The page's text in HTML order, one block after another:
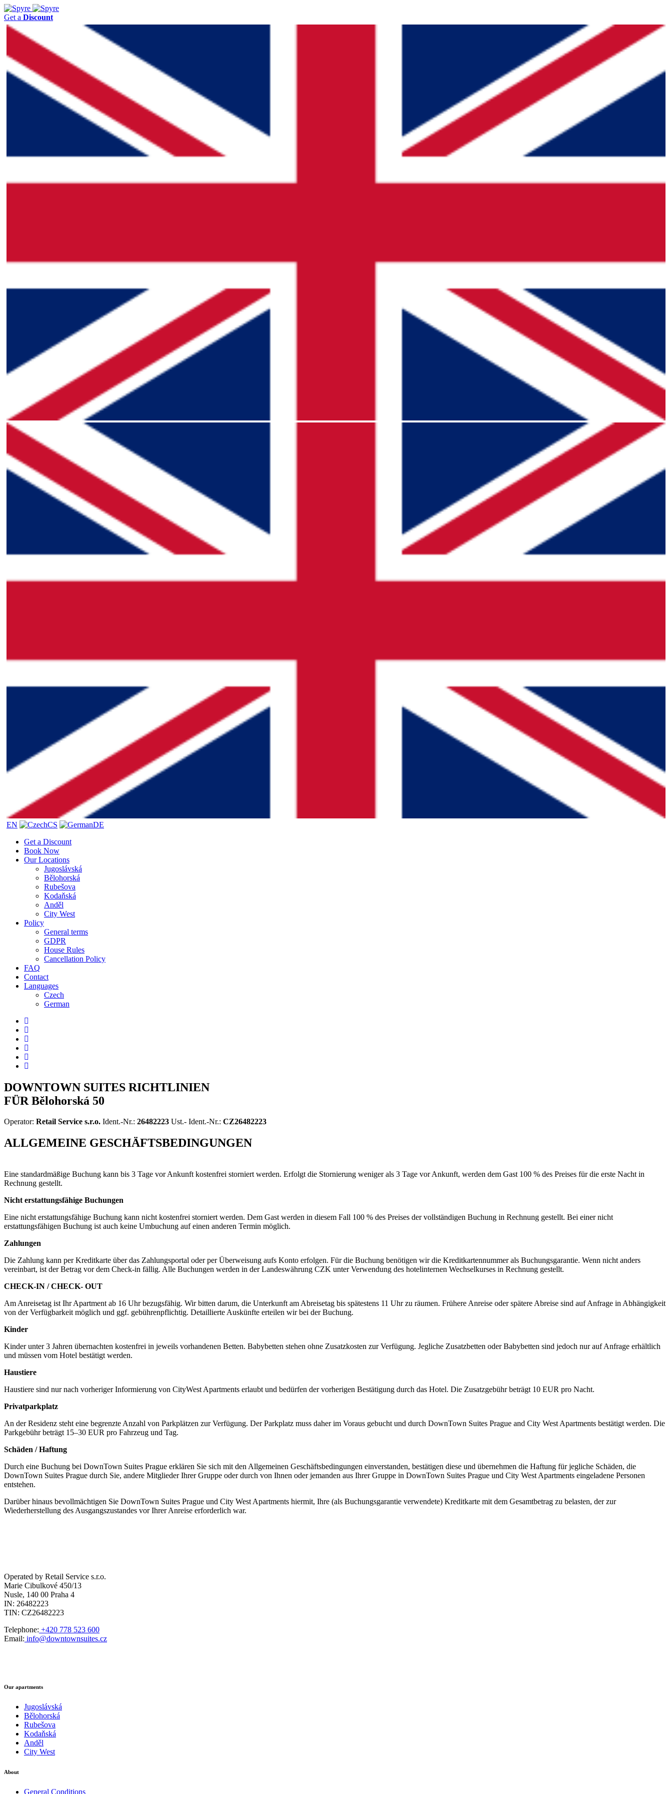
Get a Discount
EN CS
DE
Get a Discount
Book Now
Our Locations
Jugoslávská
Bělohorská
Rubešova
Kodaňská
Anděl
City West
Policy
General terms
GDPR
House Rules
Cancellation Policy
FAQ
Contact
Languages
Czech
German
DOWNTOWN SUITES RICHTLINIEN
FÜR Bělohorská 50
Operator: Retail Service s.r.o. Ident.-Nr.: 26482223 Ust.- Ident.-Nr.: CZ26482223
ALLGEMEINE GESCHÄFTSBEDINGUNGEN
Eine standardmäßige Buchung kann bis 3 Tage vor Ankunft kostenfrei storniert werden. Erfolgt die Stornierung weniger als 3 Tage vor Ankunft, werden dem Gast 100 % des Preises für die erste Nacht in
Rechnung gestellt.
Nicht erstattungsfähige Buchungen
Eine nicht erstattungsfähige Buchung kann nicht kostenfrei storniert werden. Dem Gast werden in diesem Fall 100 % des Preises der vollständigen Buchung in Rechnung gestellt. Bei einer nicht
erstattungsfähigen Buchung ist auch keine Umbuchung auf einen anderen Termin möglich.
Zahlungen
Die Zahlung kann per Kreditkarte über das Zahlungsportal oder per Überweisung aufs Konto erfolgen. Für die Buchung benötigen wir die Kreditkartennummer als Buchungsgarantie. Wenn nicht anders
vereinbart, ist der Betrag vor dem Check-in fällig. Alle Buchungen werden in der Landeswährung CZK unter Verwendung des hotelinternen Wechselkurses in Rechnung gestellt.
CHECK-IN / CHECK- OUT
Am Anreisetag ist Ihr Apartment ab 16 Uhr bezugsfähig. Wir bitten darum, die Unterkunft am Abreisetag bis spätestens 11 Uhr zu räumen. Frühere Anreise oder spätere Abreise sind auf Anfrage in Abhängigkeit
von der Verfügbarkeit möglich und ggf. gebührenpflichtig. Detaillierte Auskünfte erteilen wir bei der Buchung.
Kinder
Kinder unter 3 Jahren übernachten kostenfrei in jeweils vorhandenen Betten. Babybetten stehen ohne Zusatzkosten zur Verfügung. Jegliche Zusatzbetten oder Babybetten sind jedoch nur auf Anfrage erhältlich
und müssen vom Hotel bestätigt werden.
Haustiere
Haustiere sind nur nach vorheriger Informierung von CityWest Apartments erlaubt und bedürfen der vorherigen Bestätigung durch das Hotel. Die Zusatzgebühr beträgt 10 EUR pro Nacht.
Privatparkplatz
An der Residenz steht eine begrenzte Anzahl von Parkplätzen zur Verfügung. Der Parkplatz muss daher im Voraus gebucht und durch DownTown Suites Prague and City West Apartments bestätigt werden. Die
Parkgebühr beträgt 15–30 EUR pro Fahrzeug und Tag.
Schäden / Haftung
Durch eine Buchung bei DownTown Suites Prague erklären Sie sich mit den Allgemeinen Geschäftsbedin­gungen einverstanden, bestätigen diese und übernehmen die Haftung für jegliche Schäden, die
DownTown Suites Prague durch Sie, andere Mitglieder Ihrer Gruppe oder durch von Ihnen oder jemanden aus Ihrer Gruppe in DownTown Suites Prague und City West Apartments eingeladene Personen
entstehen.
Darüber hinaus bevollmächtigen Sie DownTown Suites Prague und City West Apartments hiermit, Ihre (als Buchungsgarantie verwendete) Kreditkarte mit dem Gesamtbetrag zu belasten, der zur
Wiederherstellung des Ausgangszustandes vor Ihrer Anreise erforderlich war.
Operated by Retail Service s.r.o.
Marie Cibulkové 450/13
Nusle, 140 00 Praha 4
IN: 26482223
TIN: CZ26482223
Telephone: +420 778 523 600
Email: info@downtownsuites.cz
Our apartments
Jugoslávská
Bělohorská
Rubešova
Kodaňská
Anděl
City West
About
General Conditions